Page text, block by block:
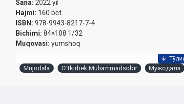
Sana: 2022 yil
Hajmi: 160 bet
ISBN: 978-9943-8217-7-4
Bichimi: 84×108 1/32
Muqovasi: yumshoq
Mujodala Oʻtkirbek Muhammadsobir Мужодала